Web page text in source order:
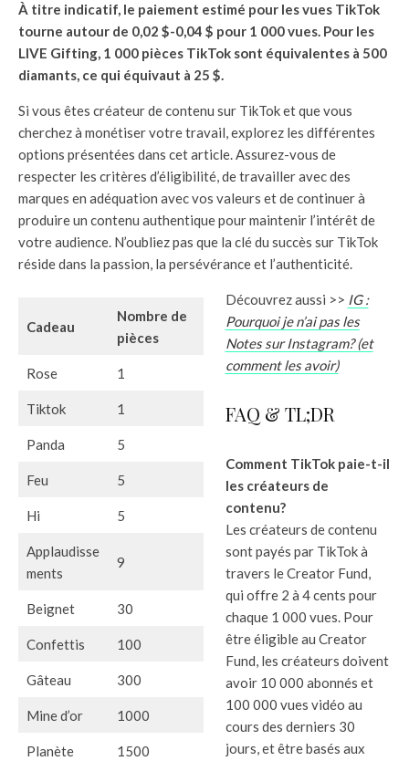
À titre indicatif, le paiement estimé pour les vues TikTok
tourne autour de 0,02 $-0,04 $ pour 1 000 vues. Pour les
LIVE Gifting, 1 000 pièces TikTok sont équivalentes à 500
diamants, ce qui équivaut à 25 $.
Si vous êtes créateur de contenu sur TikTok et que vous
cherchez à monétiser votre travail, explorez les différentes
options présentées dans cet article. Assurez-vous de
respecter les critères d’éligibilité, de travailler avec des
marques en adéquation avec vos valeurs et de continuer à
produire un contenu authentique pour maintenir l’intérêt de
votre audience. N’oubliez pas que la clé du succès sur TikTok
réside dans la passion, la persévérance et l’authenticité.
Cadeau
Nombre de
pièces
Rose 1
Tiktok 1
Panda 5
Feu 5
Hi 5
Applaudisse
ments
9
Beignet 30
Confettis 100
Gâteau 300
Mine d’or 1000
Planète 1500
Découvrez aussi >> IG :
Pourquoi je n’ai pas les
Notes sur Instagram? (et
comment les avoir)
FAQ & TL;DR
Comment TikTok paie-t-il
les créateurs de
contenu?
Les créateurs de contenu
sont payés par TikTok à
travers le Creator Fund,
qui offre 2 à 4 cents pour
chaque 1 000 vues. Pour
être éligible au Creator
Fund, les créateurs doivent
avoir 10 000 abonnés et
100 000 vues vidéo au
cours des derniers 30
jours, et être basés aux